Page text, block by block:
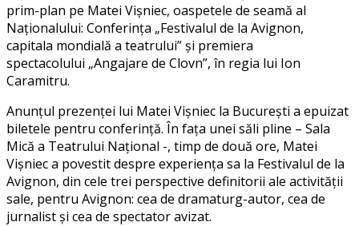
prim-plan pe Matei Vișniec, oaspetele de seamă al
Naționalului: Conferința „Festivalul de la Avignon,
capitala mondială a teatrului” și premiera
spectacolului „Angajare de Clovn”, în regia lui Ion
Caramitru.
Anunțul prezenței lui Matei Vișniec la București a epuizat
biletele pentru conferință. În fața unei săli pline – Sala
Mică a Teatrului Național -, timp de două ore, Matei
Vișniec a povestit despre experiența sa la Festivalul de la
Avignon, din cele trei perspective definitorii ale activității
sale, pentru Avignon: cea de dramaturg-autor, cea de
jurnalist și cea de spectator avizat.